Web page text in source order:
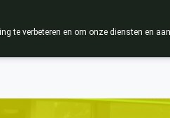
te verbeteren en om onze diensten en